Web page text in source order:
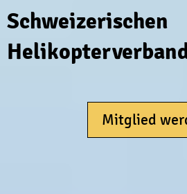
Schweizerischen
Mitglied